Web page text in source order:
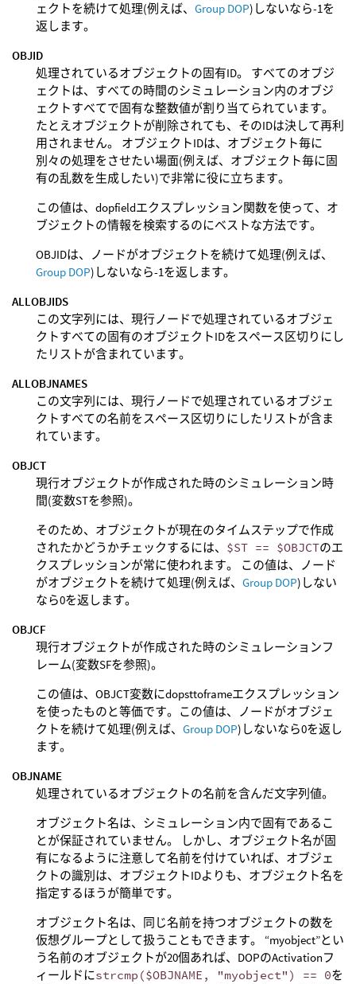
ェクトを続けて処理(例えば、 Group DOP)しないなら-1を
返します。
OBJID
処理されているオブジェクトの固有ID。 すべてのオブジ
ェクトは、すべての時間のシミュレーション内のオブジ
ェクトすべてで固有な整数値が割り当てられています。
たとえオブジェクトが削除されても、そのIDは決して再利
用されません。 オブジェクトIDは、オブジェクト毎に
別々の処理をさせたい場面(例えば、オブジェクト毎に固
有の乱数を生成したい)で非常に役に立ちます。
この値は、dopfieldエクスプレッション関数を使って、オ
ブジェクトの情報を検索するのにベストな方法です。
OBJIDは、ノードがオブジェクトを続けて処理(例えば、
Group DOP)しないなら-1を返します。
ALLOBJIDS
この文字列には、現行ノードで処理されているオブジェ
クトすべての固有のオブジェクトIDをスペース区切りにし
たリストが含まれています。
ALLOBJNAMES
この文字列には、現行ノードで処理されているオブジェ
クトすべての名前をスペース区切りにしたリストが含ま
れています。
OBJCT
現行オブジェクトが作成された時のシミュレーション時
間(変数STを参照)。
そのため、オブジェクトが現在のタイムステップで作成
されたかどうかチェックするには、 $ST == $OBJCTのエ
クスプレッションが常に使われます。 この値は、ノード
がオブジェクトを続けて処理(例えば、 Group DOP)しない
なら0を返します。
OBJCF
現行オブジェクトが作成された時のシミュレーションフ
レーム(変数SFを参照)。
この値は、OBJCT変数にdopsttoframeエクスプレッション
を使ったものと等価です。この値は、ノードがオブジェ
クトを続けて処理(例えば、 Group DOP)しないなら0を返し
ます。
OBJNAME
処理されているオブジェクトの名前を含んだ文字列値。
オブジェクト名は、シミュレーション内で固有であるこ
とが保証されていません。 しかし、オブジェクト名が固
有になるように注意して名前を付けていれば、オブジェ
クトの識別は、オブジェクトIDよりも、オブジェクト名を
指定するほうが簡単です。
オブジェクト名は、同じ名前を持つオブジェクトの数を
仮想グループとして扱うこともできます。 “myobject”とい
う名前のオブジェクトが20個あれば、DOPのActivationフ
ィールドにstrcmp($OBJNAME, "myobject") == 0を